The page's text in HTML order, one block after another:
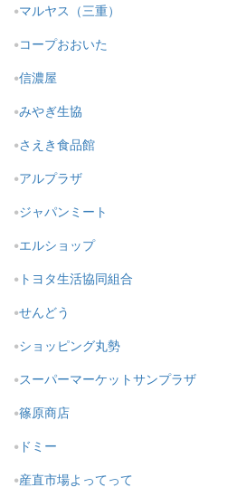
マルヤス（三重）
コープおおいた
信濃屋
みやぎ生協
さえき食品館
アルプラザ
ジャパンミート
エルショップ
トヨタ生活協同組合
せんどう
ショッピング丸勢
スーパーマーケットサンプラザ
篠原商店
ドミー
産直市場よってって